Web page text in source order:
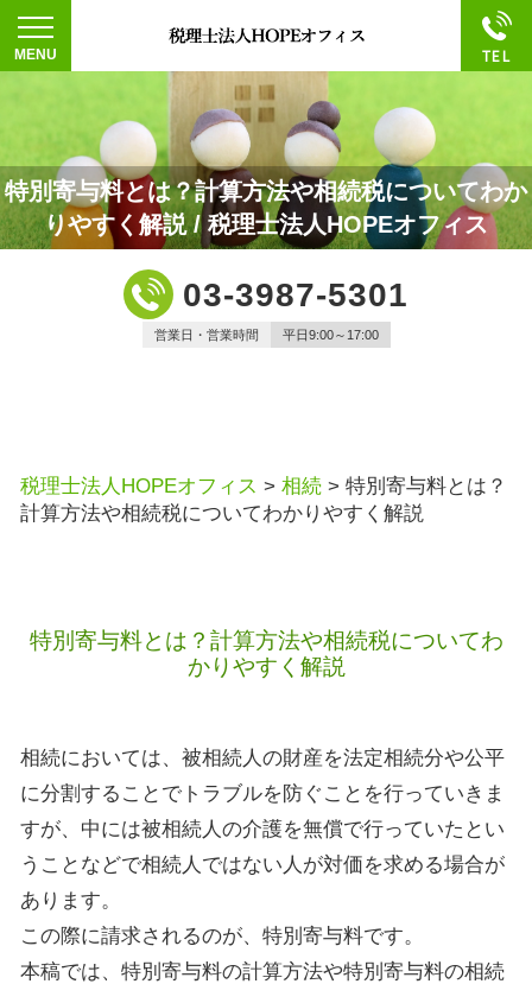
特別寄与料とは？計算方法や相続税についてわか
りやすく解説 / 税理士法人HOPEオフィス
03-3987-5301
営業日・営業時間 平日9:00～17:00
税理士法人HOPEオフィス > 相続 > 特別寄与料とは？
計算方法や相続税についてわかりやすく解説
特別寄与料とは？計算方法や相続税についてわ
かりやすく解説
相続においては、被相続人の財産を法定相続分や公平
に分割することでトラブルを防ぐことを行っていきま
すが、中には被相続人の介護を無償で行っていたとい
うことなどで相続人ではない人が対価を求める場合が
あります。
この際に請求されるのが、特別寄与料です。
本稿では、特別寄与料の計算方法や特別寄与料の相続